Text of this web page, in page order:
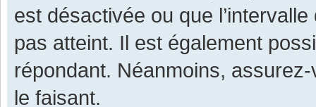
est désactivée ou que
pas atteint. Il est également
répondant. Néanmoins,
le faisant.